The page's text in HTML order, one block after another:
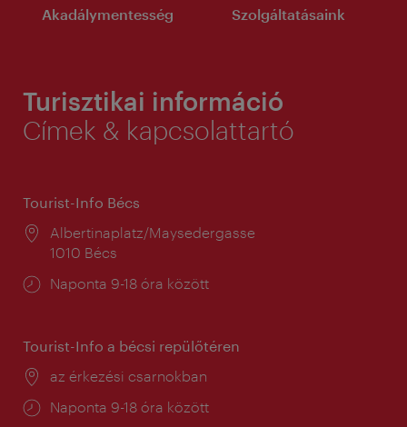
Akadálymentesség Szolgáltatásaink
Turisztikai információ
Címek & kapcsolattartó
Tourist-Info Bécs
Helyszín:
Albertinaplatz/Maysedergasse
1010 Bécs
Nyitva
Naponta 9-18 óra között
Tourist-Info a bécsi repülőtéren
Helyszín:
az érkezési csarnokban
Nyitva
Naponta 9-18 óra között